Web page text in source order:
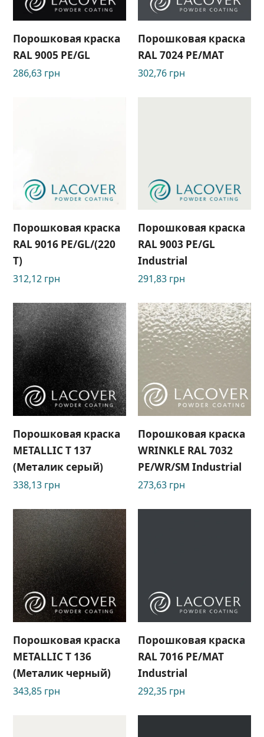
Порошковая краска
RAL 9005 PE/GL
286,63 грн
Порошковая краска
RAL 7024 PE/MAT
302,76 грн
Порошковая краска
RAL 9016 РЕ/GL/(220
Т)
312,12 грн
Порошковая краска
RAL 9003 PE/GL
Industrial
291,83 грн
Порошковая краска
METALLIC T 137
(Металик серый)
338,13 грн
Порошковая краска
WRINKLE RAL 7032
РЕ/WR/SM Industrial
273,63 грн
Порошковая краска
METALLIC T 136
(Металик черный)
343,85 грн
Порошковая краска
RAL 7016 PE/MAT
Industrial
292,35 грн